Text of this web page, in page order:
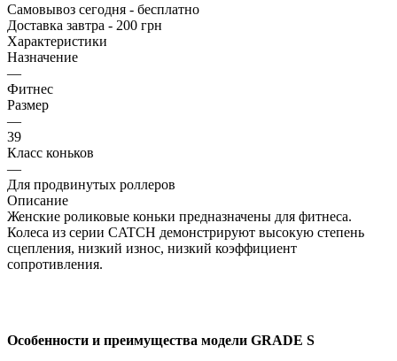
Самовывоз сегодня - бесплатно
Доставка завтра - 200 грн
Характеристики
Назначение
—
Фитнес
Размер
—
39
Класс коньков
—
Для продвинутых роллеров
Описание
Женские роликовые коньки предназначены для фитнеса.
Колеса из серии CATCH демонстрируют высокую степень
сцепления, низкий износ, низкий коэффициент
сопротивления.
Особенности и преимущества модели GRADE S